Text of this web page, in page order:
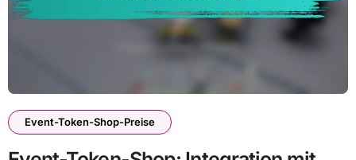
Event-Token-Shop-Preise